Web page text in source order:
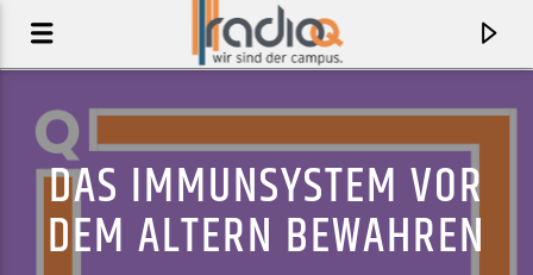
DAS IMMUNSYSTEM VOR
DEM ALTERN BEWAHREN